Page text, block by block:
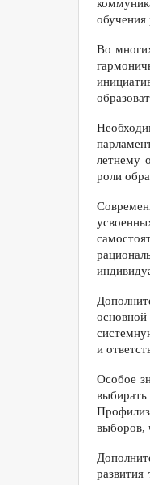
обучения
Во
летнему
роли
и
Особое
выборов,